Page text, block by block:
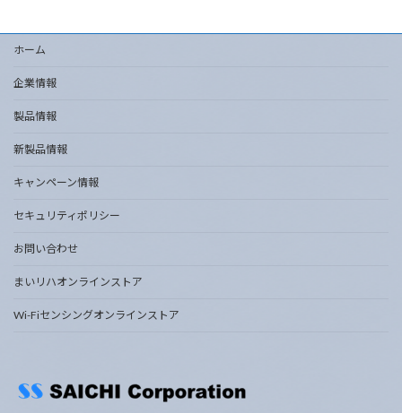
ホーム
企業情報
製品情報
新製品情報
キャンペーン情報
セキュリティポリシー
お問い合わせ
まいリハオンラインストア
Wi-Fiセンシングオンラインストア